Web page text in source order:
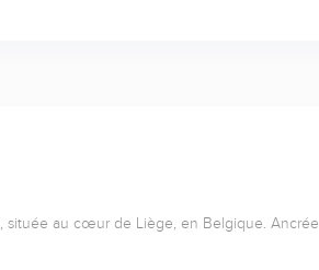
située au cœur de Liège, en Belgique. Ancrée